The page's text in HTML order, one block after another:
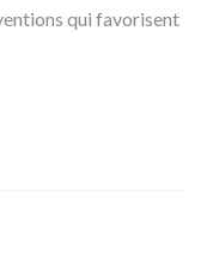
qui favorisent